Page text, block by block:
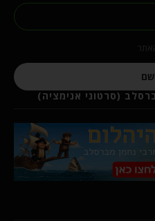
(סרטוני אנימציה)